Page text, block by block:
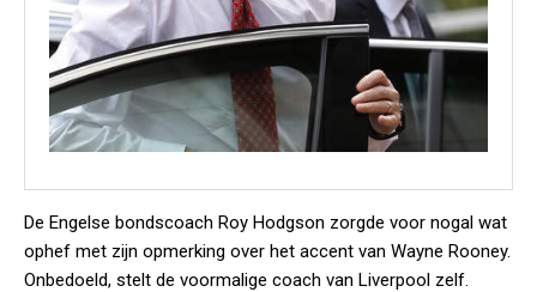
De Engelse bondscoach Roy Hodgson zorgde voor nogal wat
ophef met zijn opmerking over het accent van Wayne Rooney.
Onbedoeld, stelt de voormalige coach van Liverpool zelf.